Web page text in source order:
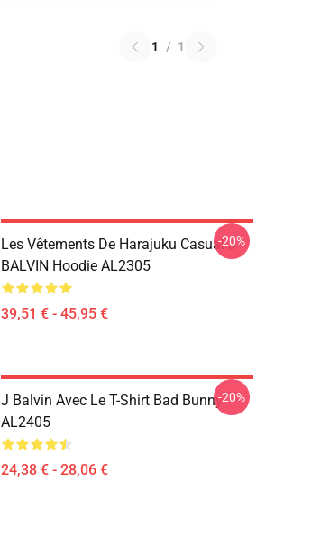
1 / 1
Les Vêtements De Harajuku Casual J
BALVIN Hoodie AL2305
39,51 € - 45,95 €
-20%
J Balvin Avec Le T-Shirt Bad Bunny
AL2405
24,38 € - 28,06 €
-20%